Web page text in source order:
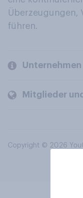
Überzeugungen,
führen.
Unternehmen
Mitglieder
Copyright © 2026